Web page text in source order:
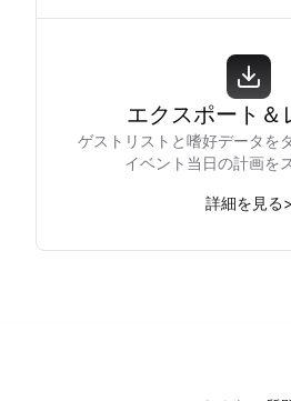
エクスポート＆
ゲストリストと嗜好データを
イベント当日の計画を
詳細を見る>